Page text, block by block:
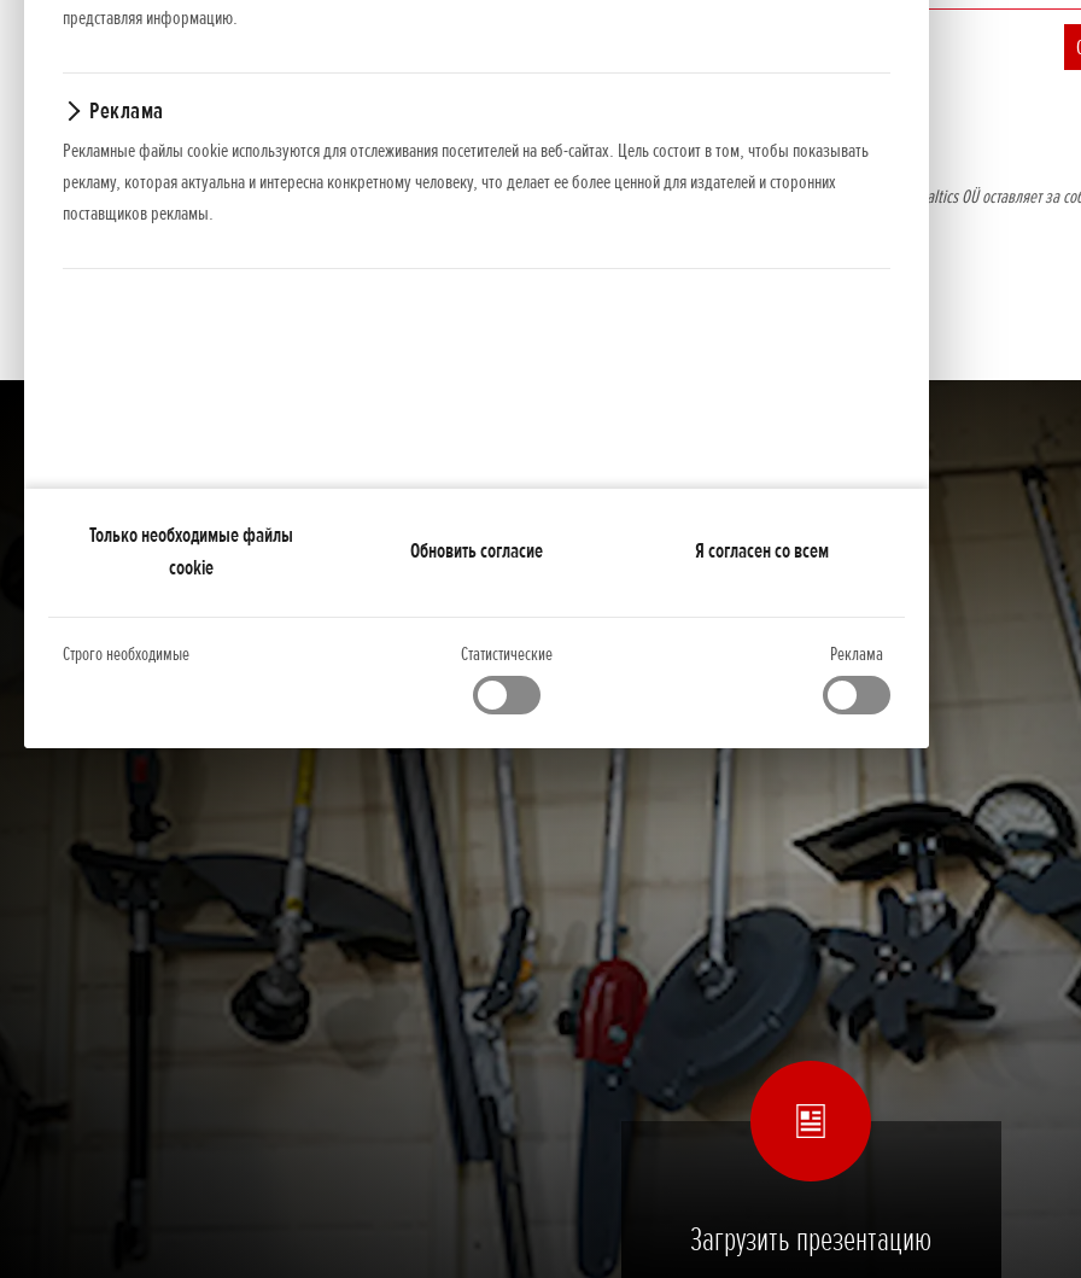
представляя информацию.
Реклама
Рекламные файлы cookie используются для отслеживания посетителей на веб-сайтах. Цель состоит в том, чтобы показывать
рекламу, которая актуальна и интересна конкретному человеку, что делает ее более ценной для издателей и сторонних
поставщиков рекламы.
Только необходимые файлы
cookie
Обновить согласие Я согласен со всем
Строго необходимые Статистические Реклама
Представленные цены, базовая комплектация и пакет дополнительного оборудования носят информативный характер. NCG Import Baltics OÜ оставляет за
оборудования или прекратить продажу какой-то модели без предварительного уведомления.
Цены содержат налог с оборота.
Загрузить презентацию